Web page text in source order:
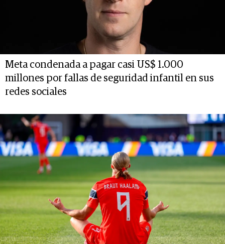
Meta condenada a pagar casi US$ 1.000
millones por fallas de seguridad infantil en sus
redes sociales